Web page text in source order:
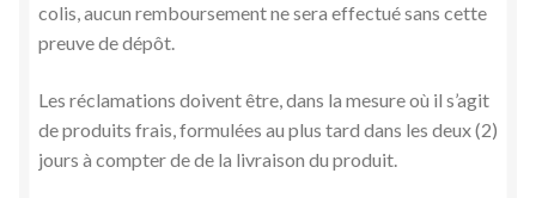
colis, aucun remboursement ne sera effectué sans cette
preuve de dépôt.
Les réclamations doivent être, dans la mesure où il s’agit
de produits frais, formulées au plus tard dans les deux (2)
jours à compter de de la livraison du produit.